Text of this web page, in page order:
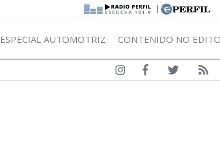
|
ESPECIAL AUTOMOTRIZ CONTENIDO NO